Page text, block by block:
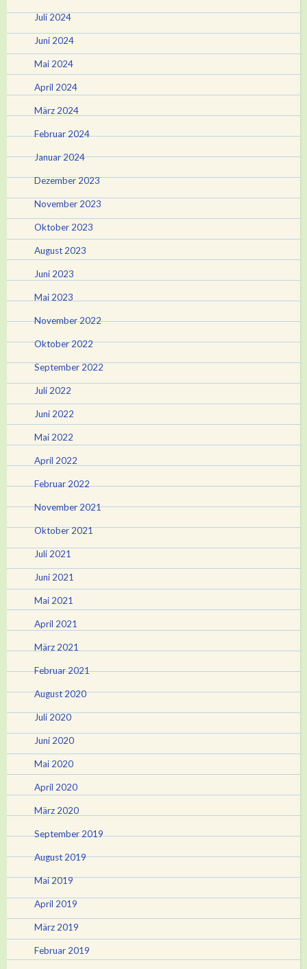
Juli 2024
Juni 2024
Mai 2024
April 2024
März 2024
Februar 2024
Januar 2024
Dezember 2023
November 2023
Oktober 2023
August 2023
Juni 2023
Mai 2023
November 2022
Oktober 2022
September 2022
Juli 2022
Juni 2022
Mai 2022
April 2022
Februar 2022
November 2021
Oktober 2021
Juli 2021
Juni 2021
Mai 2021
April 2021
März 2021
Februar 2021
August 2020
Juli 2020
Juni 2020
Mai 2020
April 2020
März 2020
September 2019
August 2019
Mai 2019
April 2019
März 2019
Februar 2019